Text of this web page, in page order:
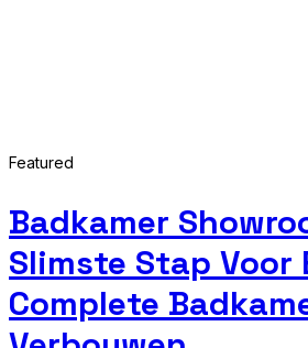
Featured
Badkamer
Slimste Stap Voor
Complete